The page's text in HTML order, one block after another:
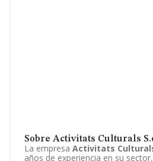
Sobre Activitats Culturals
La empresa Activitats
años de experiencia en su